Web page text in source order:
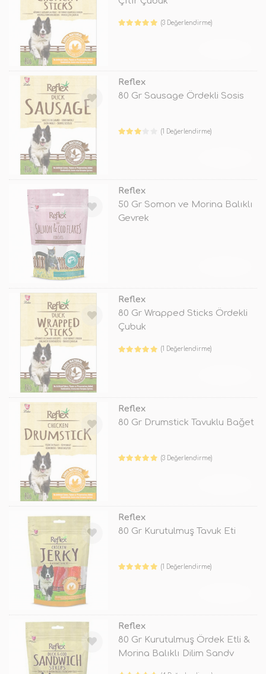
(3 Değerlendirme)
Reflex
80 Gr Sausage Ördekli Sosis
(1 Değerlendirme)
Reflex
50 Gr Somon ve Morina Balıklı
Gevrek
Reflex
80 Gr Wrapped Sticks Ördekli
Çubuk
(1 Değerlendirme)
Reflex
80 Gr Drumstick Tavuklu Bağet
(3 Değerlendirme)
Reflex
80 Gr Kurutulmuş Tavuk Eti
(1 Değerlendirme)
Reflex
80 Gr Kurutulmuş Ördek Etli &
Morina Balıklı Dilim Sandv